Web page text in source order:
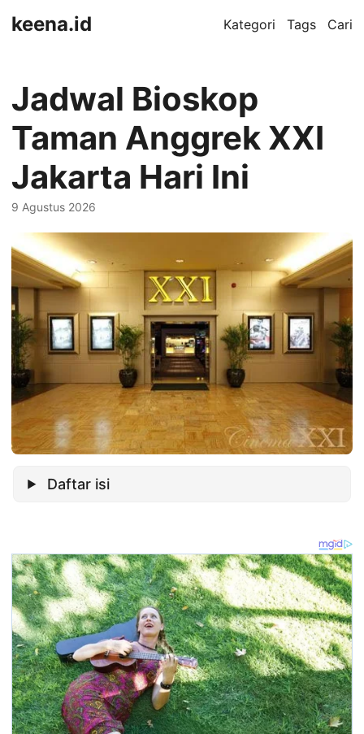
keena.id Kategori Tags Cari
Jadwal Bioskop
Taman Anggrek XXI
Jakarta Hari Ini
9 Agustus 2026
Daftar isi